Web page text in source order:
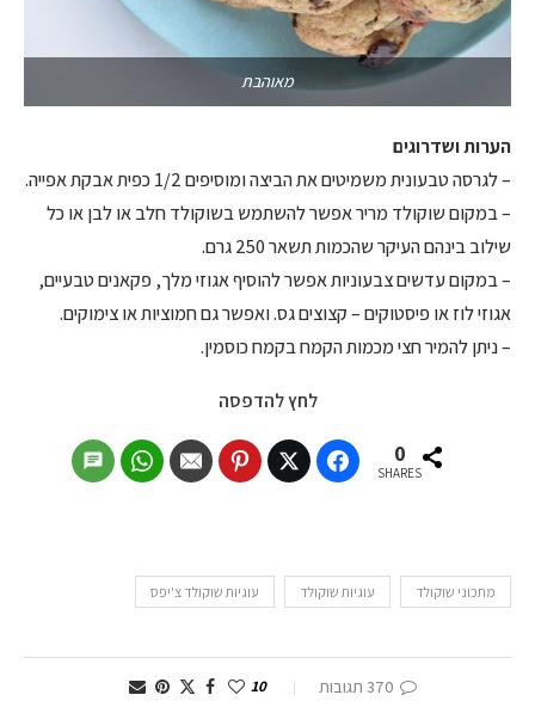
מאוהבת
הערות ושדרוגים
– לגרסה טבעונית משמיטים את הביצה ומוסיפים 1/2 כפית אבקת אפייה.
– במקום שוקולד מריר אפשר להשתמש בשוקולד חלב או לבן או כל
שילוב בינהם העיקר שהכמות תשאר 250 גרם.
– במקום עדשים צבעוניות אפשר להוסיף אגוזי מלך, פקאנים טבעיים,
אגוזי לוז או פיסטוקים – קצוצים גס. ואפשר גם חמוציות או צימוקים.
– ניתן להמיר חצי מכמות הקמח בקמח כוסמין.
לחץ להדפסה
0
SHARES
מתכוני שוקולד עוגיות שוקולד עוגיות שוקולד צ'יפס
370 תגובות 10